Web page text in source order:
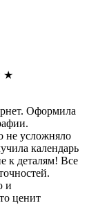
★
Оформила
не усложняло
календарь
к деталям! Все
и
ценит